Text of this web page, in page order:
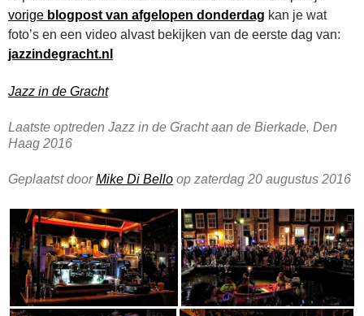
vorige blogpost van afgelopen donderdag kan je wat
foto’s en een video alvast bekijken van de eerste dag van:
jazzindegracht.nl
Jazz in de Gracht
Laatste optreden Jazz in de Gracht aan de Bierkade, Den
Haag 2016
Geplaatst doorMike Di Bello op zaterdag 20 augustus 2016